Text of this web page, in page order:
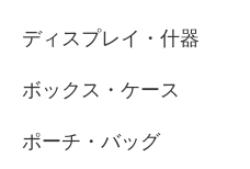
ディスプレイ・什器
ボックス・ケース
ポーチ・バッグ